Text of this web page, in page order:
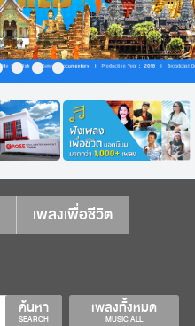
เพลงเพื่อชีวิต
เพลงทั้งหมด
MUSIC ALL
ค้นหา
SEARCH